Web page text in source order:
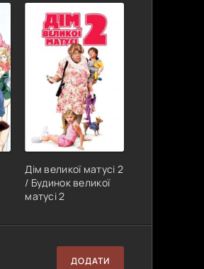
Дім великої матусі 2
/ Будинок великої
матусі 2
ДОДАТИ